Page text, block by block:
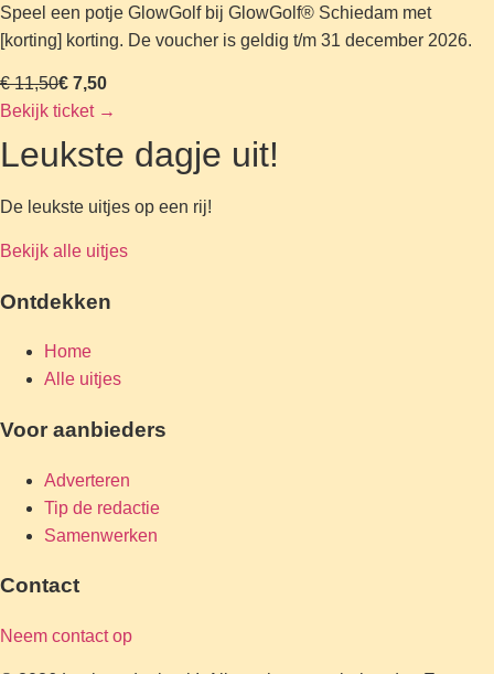
Speel een potje GlowGolf bij GlowGolf® Schiedam met
[korting] korting. De voucher is geldig t/m 31 december 2026.
€ 11,50€ 7,50
Bekijk ticket →
Leukste dagje uit!
De leukste uitjes op een rij!
Bekijk alle uitjes
Ontdekken
Home
Alle uitjes
Voor aanbieders
Adverteren
Tip de redactie
Samenwerken
Contact
Neem contact op